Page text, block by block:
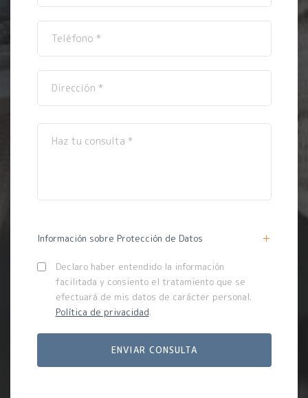
Información sobre Protección de Datos
Declaro haber entendido la información
facilitada y consiento el tratamiento que se
efectuará de mis datos de carácter personal.
Política de privacidad.